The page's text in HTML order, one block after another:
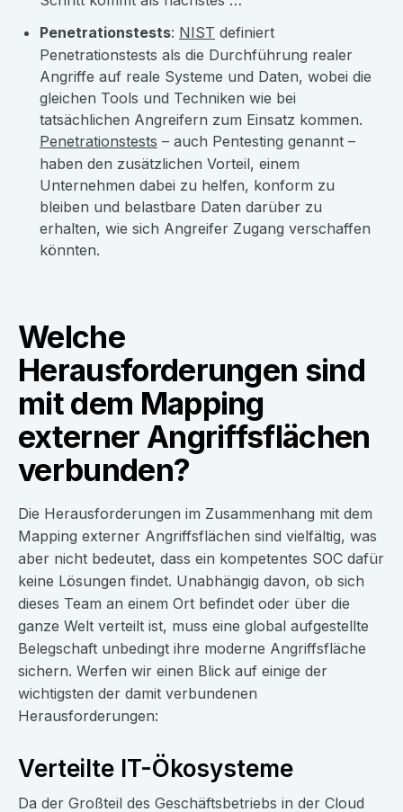
Penetrationstests: NIST definiert
Penetrationstests als die Durchführung realer
Angriffe auf reale Systeme und Daten, wobei die
gleichen Tools und Techniken wie bei
tatsächlichen Angreifern zum Einsatz kommen.
Penetrationstests – auch Pentesting genannt –
haben den zusätzlichen Vorteil, einem
Unternehmen dabei zu helfen, konform zu
bleiben und belastbare Daten darüber zu
erhalten, wie sich Angreifer Zugang verschaffen
könnten.
Welche
Herausforderungen sind
mit dem Mapping
externer Angriffsflächen
verbunden?
Die Herausforderungen im Zusammenhang mit dem
Mapping externer Angriffsflächen sind vielfältig, was
aber nicht bedeutet, dass ein kompetentes SOC dafür
keine Lösungen findet. Unabhängig davon, ob sich
dieses Team an einem Ort befindet oder über die
ganze Welt verteilt ist, muss eine global aufgestellte
Belegschaft unbedingt ihre moderne Angriffsfläche
sichern. Werfen wir einen Blick auf einige der
wichtigsten der damit verbundenen
Herausforderungen:
Verteilte IT-Ökosysteme
Da der Großteil des Geschäftsbetriebs in der Cloud